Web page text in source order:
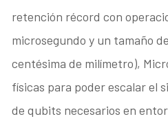
retención récord con
microsegundo y un tamaño
centésima de milímetro),
físicas para poder escalar el
de qubits necesarios en